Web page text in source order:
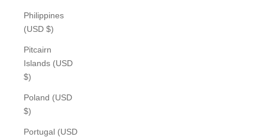
Philippines
(USD $)
Pitcairn
Islands (USD
$)
Poland (USD
$)
Portugal (USD